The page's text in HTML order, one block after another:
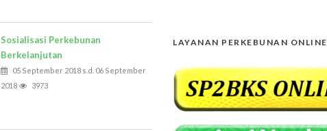
Sosialisasi Perkebunan
Berkelanjutan
05 September 2018 s.d. 06 September
2018
3973
LAYANAN PERKEBUNAN ONLINE